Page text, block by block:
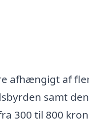
afhængigt af
samt
300 til 800